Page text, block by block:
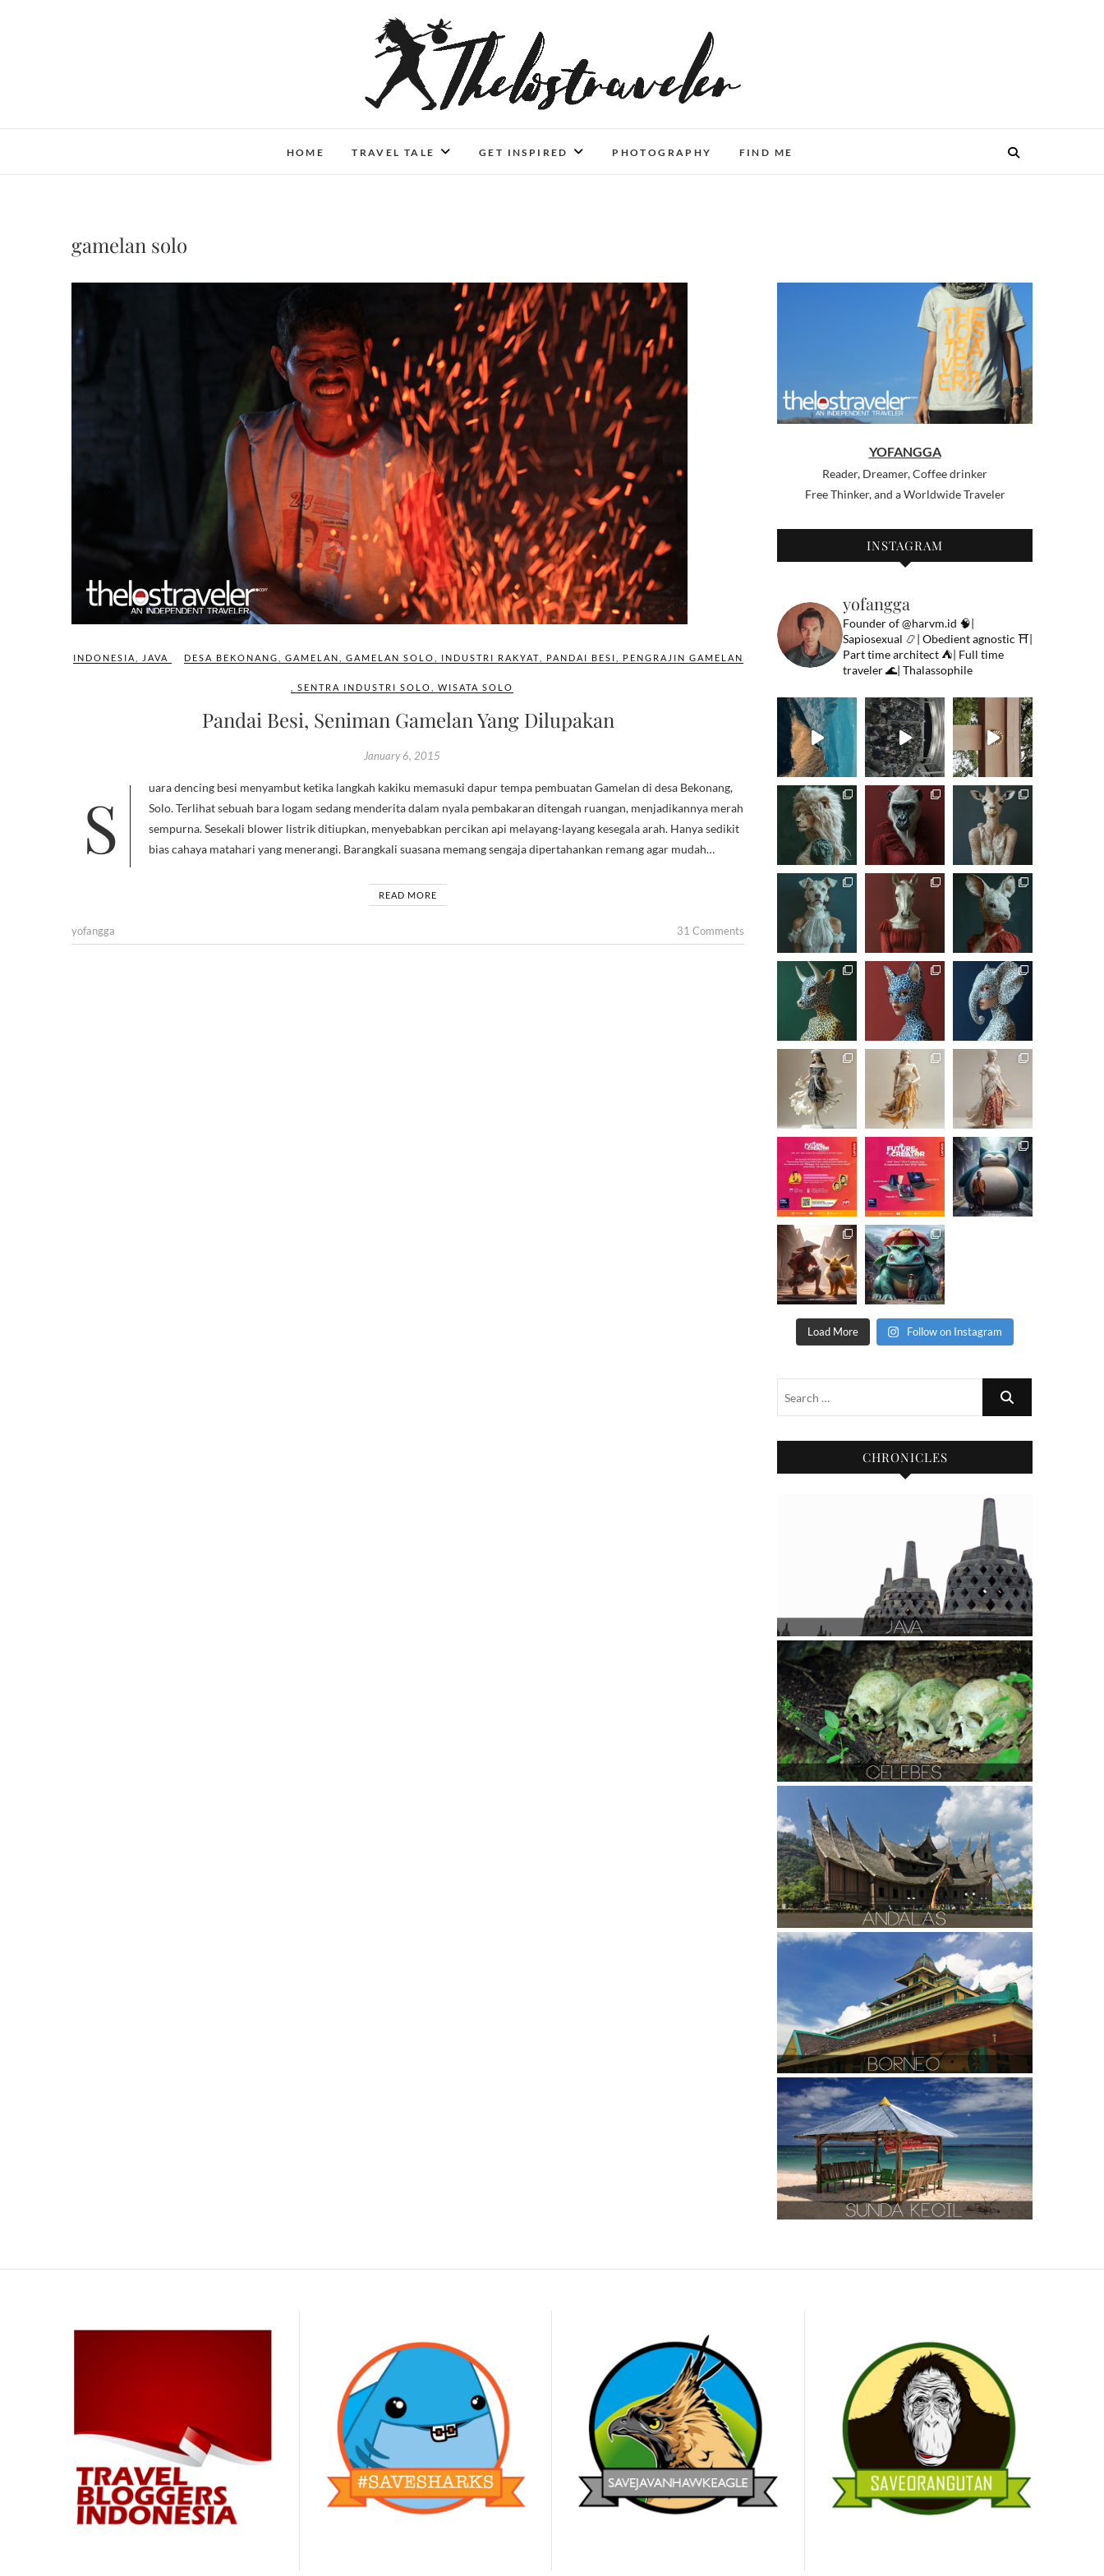
An Independent Traveler
HOME TRAVEL TALE GET INSPIRED PHOTOGRAPHY FIND ME
gamelan solo
INDONESIA JAVA DESA BEKONANG GAMELAN GAMELAN SOLO INDUSTRI RAKYAT PANDAI BESI PENGRAJIN GAMELAN
SENTRA INDUSTRI SOLO WISATA SOLO
Pandai Besi, Seniman Gamelan Yang Dilupakan
January 6, 2015
Suara dencing besi menyambut ketika langkah kakiku memasuki dapur tempa pembuatan Gamelan di desa Bekonang,
Solo. Terlihat sebuah bara logam sedang menderita dalam nyala pembakaran ditengah ruangan, menjadikannya merah
sempurna. Sesekali blower listrik ditiupkan, menyebabkan percikan api melayang-layang kesegala arah. Hanya sedikit
bias cahaya matahari yang menerangi. Barangkali suasana memang sengaja dipertahankan remang agar mudah…
READ MORE
yofangga 31 Comments
YOFANGGA
Reader, Dreamer, Coffee drinker
Free Thinker, and a Worldwide Traveler
INSTAGRAM
yofangga
Founder of @harvm.id 🧠|
Sapiosexual 📿| Obedient agnostic ⛩|
Part time architect ⛺️| Full time
traveler🌊| Thalassophile
Load More Follow on Instagram
CHRONICLES